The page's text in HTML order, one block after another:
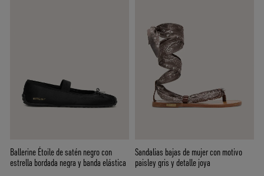
Ballerine Étoile de satén negro con
estrella bordada negra y banda elástica
Sandalias bajas de mujer con motivo
paisley gris y detalle joya